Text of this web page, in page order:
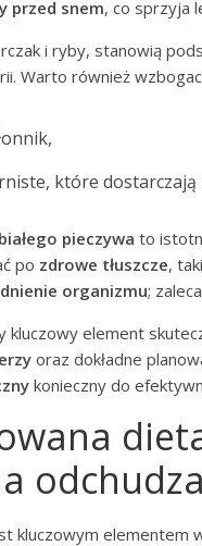
przed snem, co sprzyja
i ryby, stanowią
Warto również
które
białego pieczywa to
po zdrowe tłuszcze,
organizmu;
kluczowy element
oraz dokładne
konieczny do
kluczowym elementem